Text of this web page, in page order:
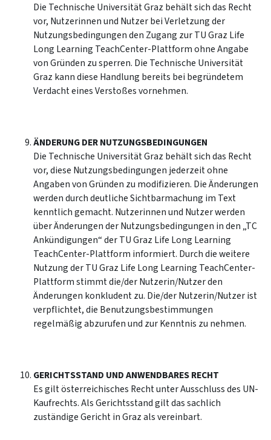
Die Technische Universität Graz behält sich das Recht
vor, Nutzerinnen und Nutzer bei Verletzung der
Nutzungsbedingungen den Zugang zur TU Graz Life
Long Learning TeachCenter-Plattform ohne Angabe
von Gründen zu sperren. Die Technische Universität
Graz kann diese Handlung bereits bei begründetem
Verdacht eines Verstoßes vornehmen.
ÄNDERUNG DER NUTZUNGSBEDINGUNGEN
Die Technische Universität Graz behält sich das Recht
vor, diese Nutzungsbedingungen jederzeit ohne
Angaben von Gründen zu modifizieren. Die Änderungen
werden durch deutliche Sichtbarmachung im Text
kenntlich gemacht. Nutzerinnen und Nutzer werden
über Änderungen der Nutzungsbedingungen in den „TC
Ankündigungen“ der TU Graz Life Long Learning
TeachCenter-Plattform informiert. Durch die weitere
Nutzung der TU Graz Life Long Learning TeachCenter-
Plattform stimmt die/der Nutzerin/Nutzer den
Änderungen konkludent zu. Die/der Nutzerin/Nutzer ist
verpflichtet, die Benutzungsbestimmungen
regelmäßig abzurufen und zur Kenntnis zu nehmen.
GERICHTSSTAND UND ANWENDBARES RECHT
Es gilt österreichisches Recht unter Ausschluss des UN-
Kaufrechts. Als Gerichtsstand gilt das sachlich
zuständige Gericht in Graz als vereinbart.